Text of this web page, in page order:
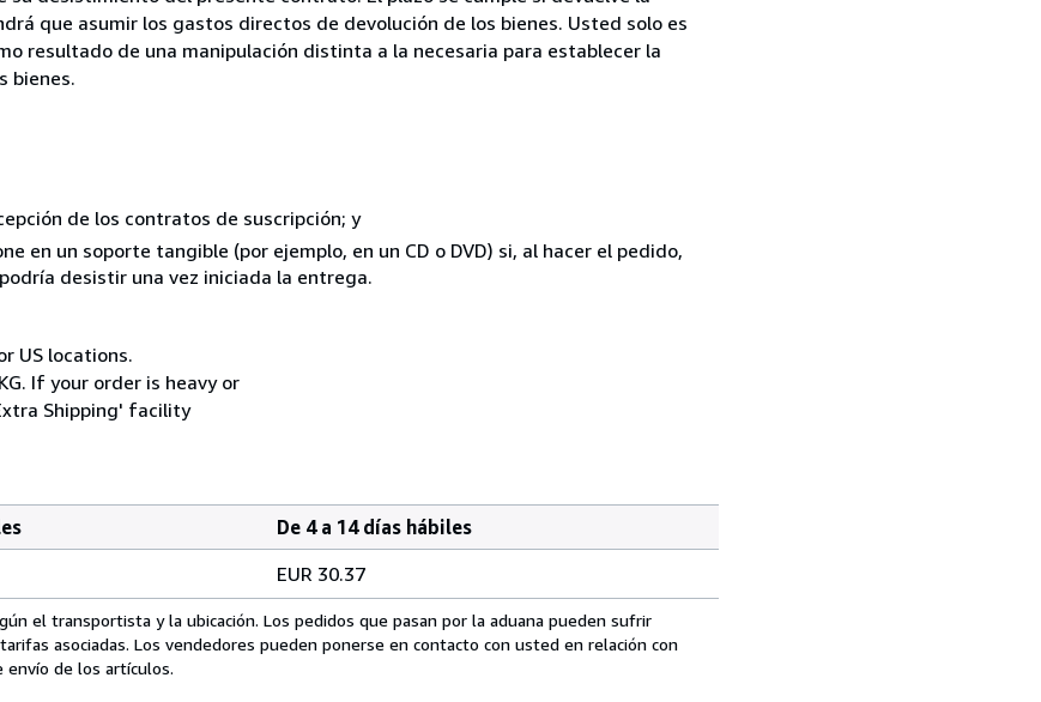
que asumir los gastos directos de devolución de los bienes. Usted solo es
resultado de una manipulación distinta a la necesaria para establecer la
bienes.
de los contratos de suscripción; y
en un soporte tangible (por ejemplo, en un CD o DVD) si, al hacer el pedido,
desistir una vez iniciada la entrega.
US locations.
If your order is heavy or
Shipping' facility
De 4 a 14 días hábiles
EUR 30.37
el transportista y la ubicación. Los pedidos que pasan por la aduana pueden sufrir
asociadas. Los vendedores pueden ponerse en contacto con usted en relación con
envío de los artículos.